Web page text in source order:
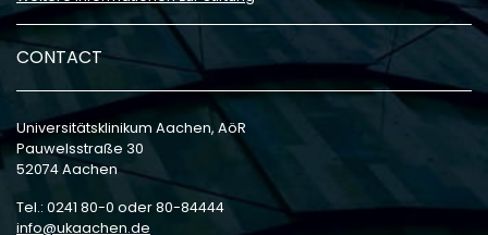
CONTACT
Universitätsklinikum Aachen, AöR
Pauwelsstraße 30
52074 Aachen
Tel.: 0241 80-0 oder 80-84444
info
ukaachen de